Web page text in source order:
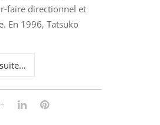
faire directionnel et
En 1996, Tatsuko